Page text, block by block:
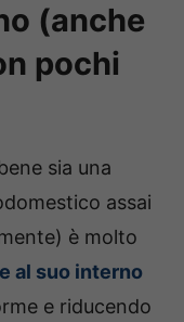
(anche
pochi
sia una
assai
è molto
al suo interno
e riducendo